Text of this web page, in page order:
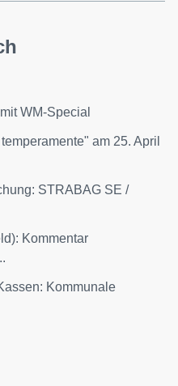
WM-Special
am 25. April
STRABAG SE /
Kommentar
Kommunale